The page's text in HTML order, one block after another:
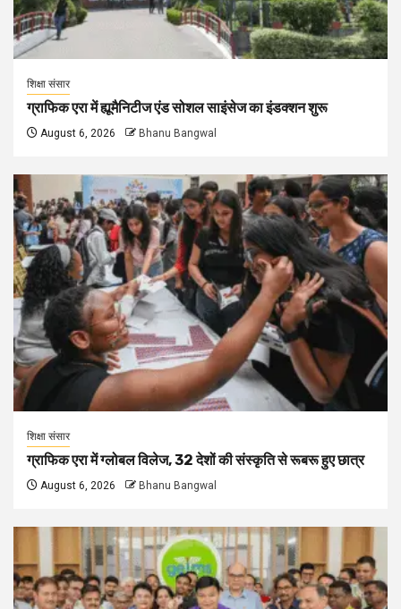
शिक्षा संसार
ग्राफिक एरा में ह्यूमैनिटीज एंड सोशल साइंसेज का इंडक्शन शुरू
August 6, 2026 Bhanu Bangwal
शिक्षा संसार
ग्राफिक एरा में ग्लोबल विलेज, 32 देशों की संस्कृति से रूबरू हुए छात्र
August 6, 2026 Bhanu Bangwal